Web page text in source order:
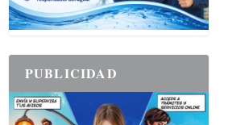
PUBLICIDAD